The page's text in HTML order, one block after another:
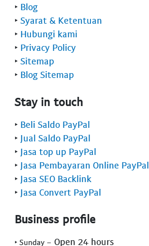
‣ Blog
‣ Syarat & Ketentuan
‣ Hubungi kami
‣ Privacy Policy
‣ Sitemap
‣ Blog Sitemap
Stay in touch
‣ Beli Saldo PayPal
‣ Jual Saldo PayPal
‣ Jasa top up PayPal
‣ Jasa Pembayaran Online PayPal
‣ Jasa SEO Backlink
‣ Jasa Convert PayPal
Business profile
‣ Sunday - Open 24 hours